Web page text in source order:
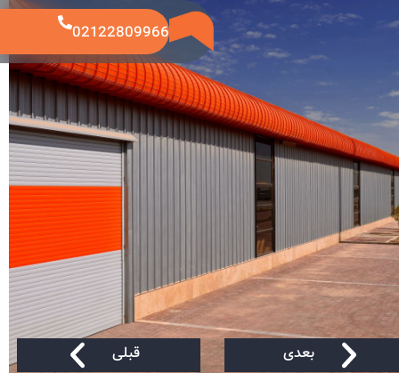
02122809966